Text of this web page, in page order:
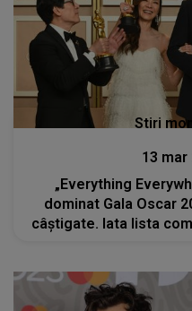
Stiri
13 mar
„Everything
dominat Gala Oscar
câştigate. Iata lista